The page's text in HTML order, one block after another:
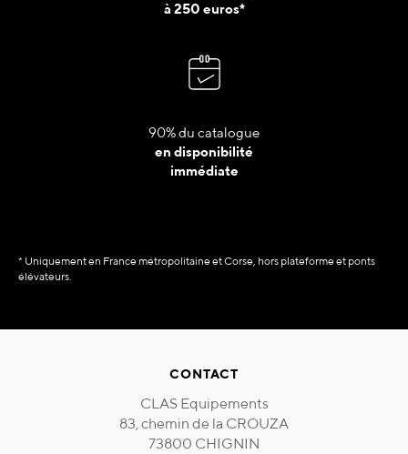
à 250 euros*
90% du catalogue
en disponibilité
immédiate
* Uniquement en France métropolitaine et Corse, hors plateforme et ponts
élévateurs.
CONTACT
CLAS Equipements
83, chemin de la CROUZA
73800 CHIGNIN